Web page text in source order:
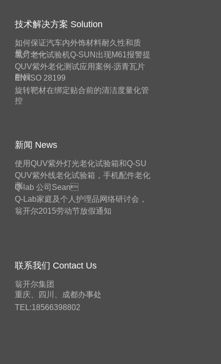
技术解决方案 Solution
如何保证汽车内外饰材料耐久性和质
量？——
氙灯老化试验机Q-SUN出现M61报警提
QUV紫外老化测试应用案例-沥青瓦片
耐候
EN ISO 28199
旋转靶材在绑定贴合前的清洁度量化管
控
新闻 News
使用QUV紫外灯光老化试验箱和Q-SU
QUV紫外线老化试验箱，手机配件老化
测
Q-lab 公司Sean
Q-Lab家庭及个人护理品网络研讨会，
翁开尔2015劳动节放假通知
联系我们 Contact Us
翁开尔集团
重庆、四川、成都办事处
TEL:18566398802